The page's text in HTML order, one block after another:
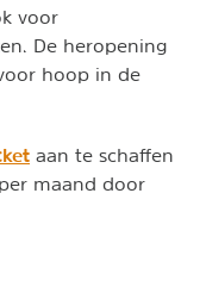
voor
De heropening
hoop in de
aan te schaffen
maand door